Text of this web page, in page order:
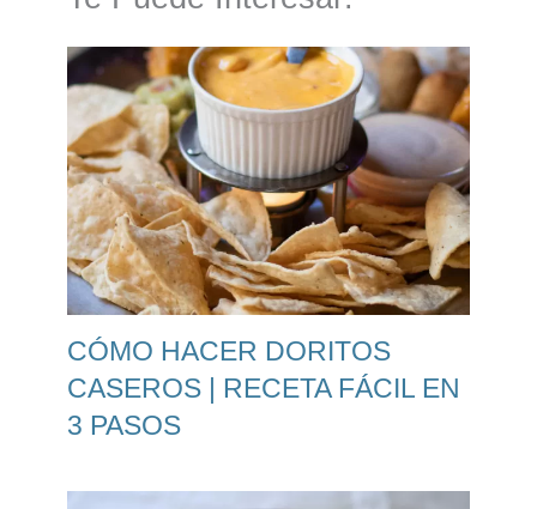
CÓMO HACER DORITOS
CASEROS | RECETA FÁCIL EN
3 PASOS